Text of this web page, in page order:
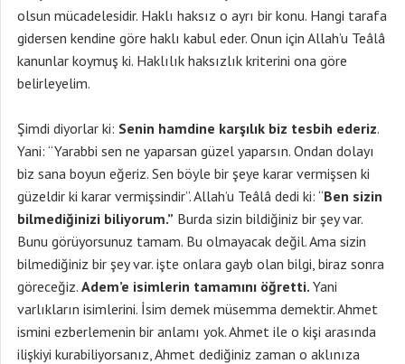
olsun mücadelesidir. Haklı haksız o ayrı bir konu. Hangi tarafa
gidersen kendine göre haklı kabul eder. Onun için Allah’u Teâlâ
kanunlar koymuş ki. Haklılık haksızlık kriterini ona göre
belirleyelim.
Şimdi diyorlar ki: Senin hamdine karşılık biz tesbih ederiz.
Yani: “Yarabbi sen ne yaparsan güzel yaparsın. Ondan dolayı
biz sana boyun eğeriz. Sen böyle bir şeye karar vermişsen ki
güzeldir ki karar vermişsindir”. Allah’u Teâlâ dedi ki: “Ben sizin
bilmediğinizi biliyorum.” Burda sizin bildiğiniz bir şey var.
Bunu görüyorsunuz tamam. Bu olmayacak değil. Ama sizin
bilmediğiniz bir şey var. işte onlara gayb olan bilgi, biraz sonra
göreceğiz. Adem’e isimlerin tamamını öğretti. Yani
varlıkların isimlerini. İsim demek müsemma demektir. Ahmet
ismini ezberlemenin bir anlamı yok. Ahmet ile o kişi arasında
ilişkiyi kurabiliyorsanız, Ahmet dediğiniz zaman o aklınıza